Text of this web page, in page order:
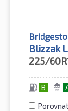
Blizzak
225/
B